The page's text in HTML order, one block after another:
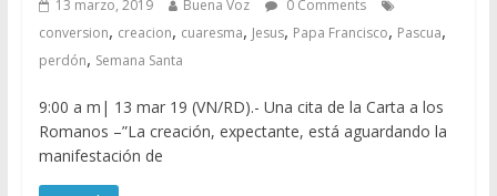
13 marzo, 2019 Buena Voz
0 Comments
conversion, creacion, cuaresma, Jesus, Papa Francisco, Pascua,
perdón, Semana Santa
9:00 a m| 13 mar 19 (VN/RD).- Una cita de la Carta a los
Romanos –”La creación, expectante, está aguardando la
manifestación de